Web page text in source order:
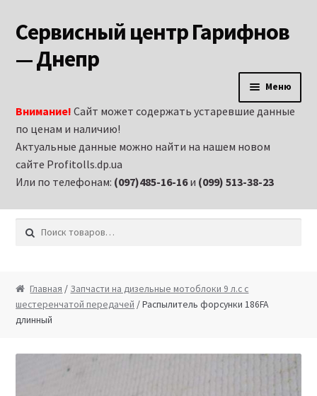
Перейти к навигации
Перейти к содержимому
Сервисный центр Гарифнов
— Днепр
Меню
Аренда строительного оборудования и
электроинструмента в Днепропетровске
Витрина
Запчасти на бензиновые двигатели
Запчасти на виброплиты
Запчасти на вибротрамбовки
Внимание! Сайт может содержать устаревшие данные
по ценам и наличию!
Актуальные данные можно найти на нашем новом
сайте Profitolls.dp.ua
Или по телефонам: (097)485-16-16и (099) 513-38-23
Искать:
Главная / Запчасти на дизельные мотоблоки 9 л.с с
шестеренчатой передачей / Распылитель форсунки 186FA
длинный